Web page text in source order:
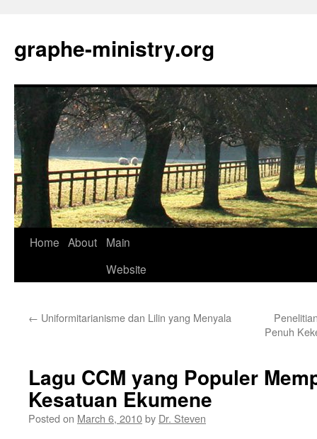
content
graphe-ministry.org
Home About
Main
Website
← Uniformitarianisme dan Lilin yang Menyala
Penuh
Lagu CCM yang Populer
Kesatuan Ekumene
Posted on March 6, 2010by Dr. Steven